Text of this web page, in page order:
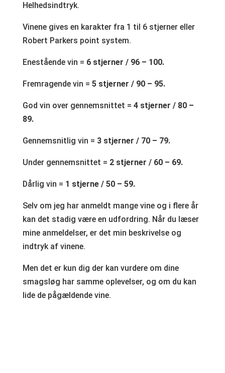
Helhedsindtryk.
Vinene gives en karakter fra 1 til 6 stjerner eller
Robert Parkers point system.
Enestående vin = 6 stjerner / 96 – 100.
Fremragende vin = 5 stjerner / 90 – 95.
God vin over gennemsnittet = 4 stjerner / 80 –
89.
Gennemsnitlig vin = 3 stjerner / 70 – 79.
Under gennemsnittet = 2 stjerner / 60 – 69.
Dårlig vin = 1 stjerne / 50 – 59.
Selv om jeg har anmeldt mange vine og i flere år
kan det stadig være en udfordring. Når du læser
mine anmeldelser, er det min beskrivelse og
indtryk af vinene.
Men det er kun dig der kan vurdere om dine
smagsløg har samme oplevelser, og om du kan
lide de pågældende vine.